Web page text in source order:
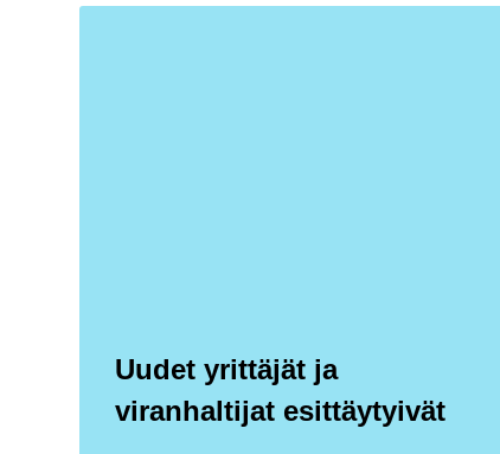
Uudet yrittäjät ja
viranhaltijat esittäytyivät